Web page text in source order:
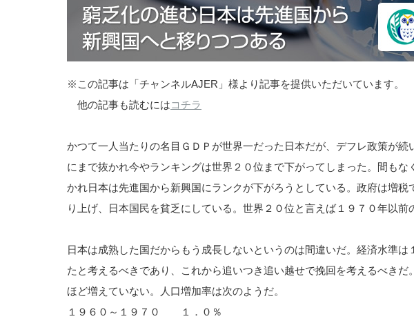
※この記事は「チャンネルAJER」様より記事を提供いただいています。
他の記事も読むにはコチラ
かつて一人当たりの名目ＧＤＰが世界一だった日本だが、デフレ政策が続
にまで抜かれ今やランキングは世界２０位まで下がってしまった。間もな
かれ日本は先進国から新興国にランクが下がろうとしている。政府は増税
り上げ、日本国民を貧乏にしている。世界２０位と言えば１９７０年以前
日本は成熟した国だからもう成長しないというのは間違いだ。経済水準は
たと考えるべきであり、これから追いつき追い越せで挽回を考えるべきだ
ほど増えていない。人口増加率は次のようだ。
１９６０～１９７０ １．０％